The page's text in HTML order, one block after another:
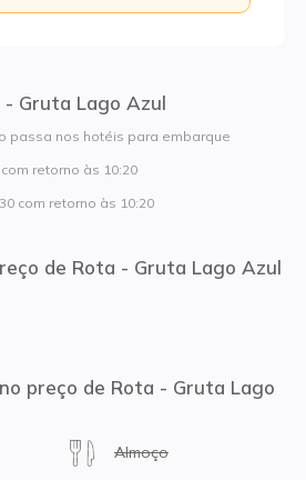
Gruta Lago Azul
passa nos hotéis para embarque
retorno às 10:20
com retorno às 10:20
de Rota - Gruta Lago Azul
preço de Rota - Gruta Lago
Almoço